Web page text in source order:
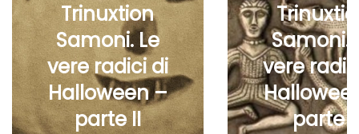
Trinuxtion
Samoni. Le
vere radici di
Halloween –
parte II
Samoni.
vere
parte I